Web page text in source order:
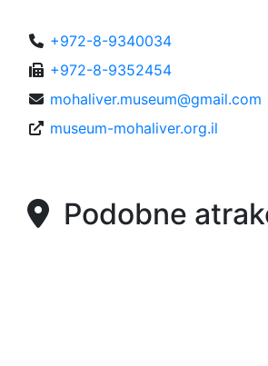
+972-8-9340034
+972-8-9352454
mohaliver.museum@gmail.com
museum-mohaliver.org.il
Podobne